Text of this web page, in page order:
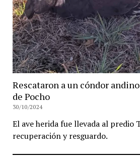
Rescataron a un cóndor
de Pocho
30/10/2024
El ave herida fue llevada al predio
recuperación y resguardo.